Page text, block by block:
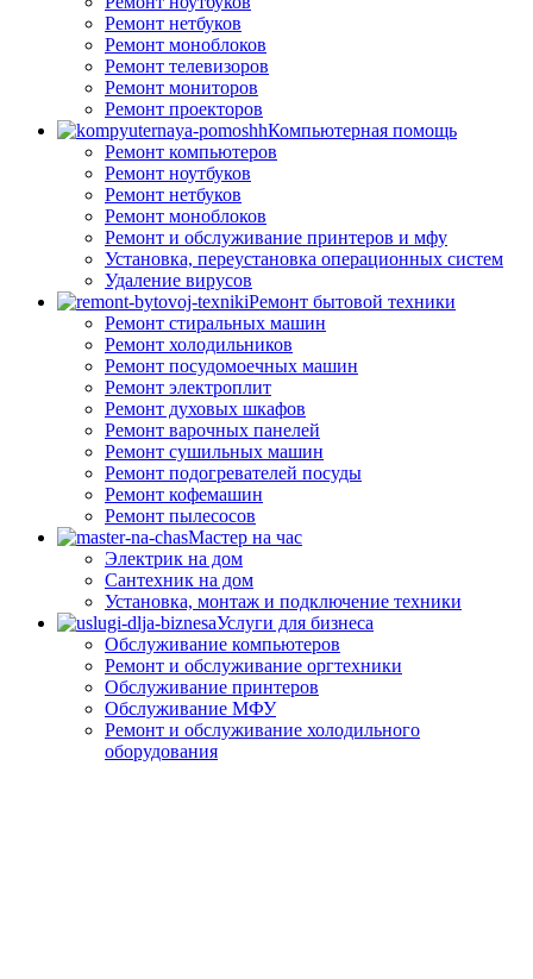
Ремонт нетбуков
Ремонт моноблоков
Ремонт телевизоров
Ремонт мониторов
Ремонт проекторов
Компьютерная помощь
Ремонт компьютеров
Ремонт ноутбуков
Ремонт нетбуков
Ремонт моноблоков
Ремонт и обслуживание принтеров и мфу
Установка, переустановка операционных систем
Удаление вирусов
Ремонт бытовой техники
Ремонт стиральных машин
Ремонт холодильников
Ремонт посудомоечных машин
Ремонт электроплит
Ремонт духовых шкафов
Ремонт варочных панелей
Ремонт сушильных машин
Ремонт подогревателей посуды
Ремонт кофемашин
Ремонт пылесосов
Мастер на час
Электрик на дом
Сантехник на дом
Установка, монтаж и подключение техники
Услуги для бизнеса
Обслуживание компьютеров
Ремонт и обслуживание оргтехники
Обслуживание принтеров
Обслуживание МФУ
Ремонт и обслуживание холодильного
оборудования